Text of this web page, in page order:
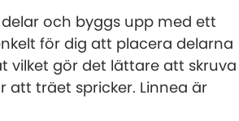
och byggs upp med ett
för dig att placera delarna
vilket gör det lättare att skruva
att träet spricker. Linnea är